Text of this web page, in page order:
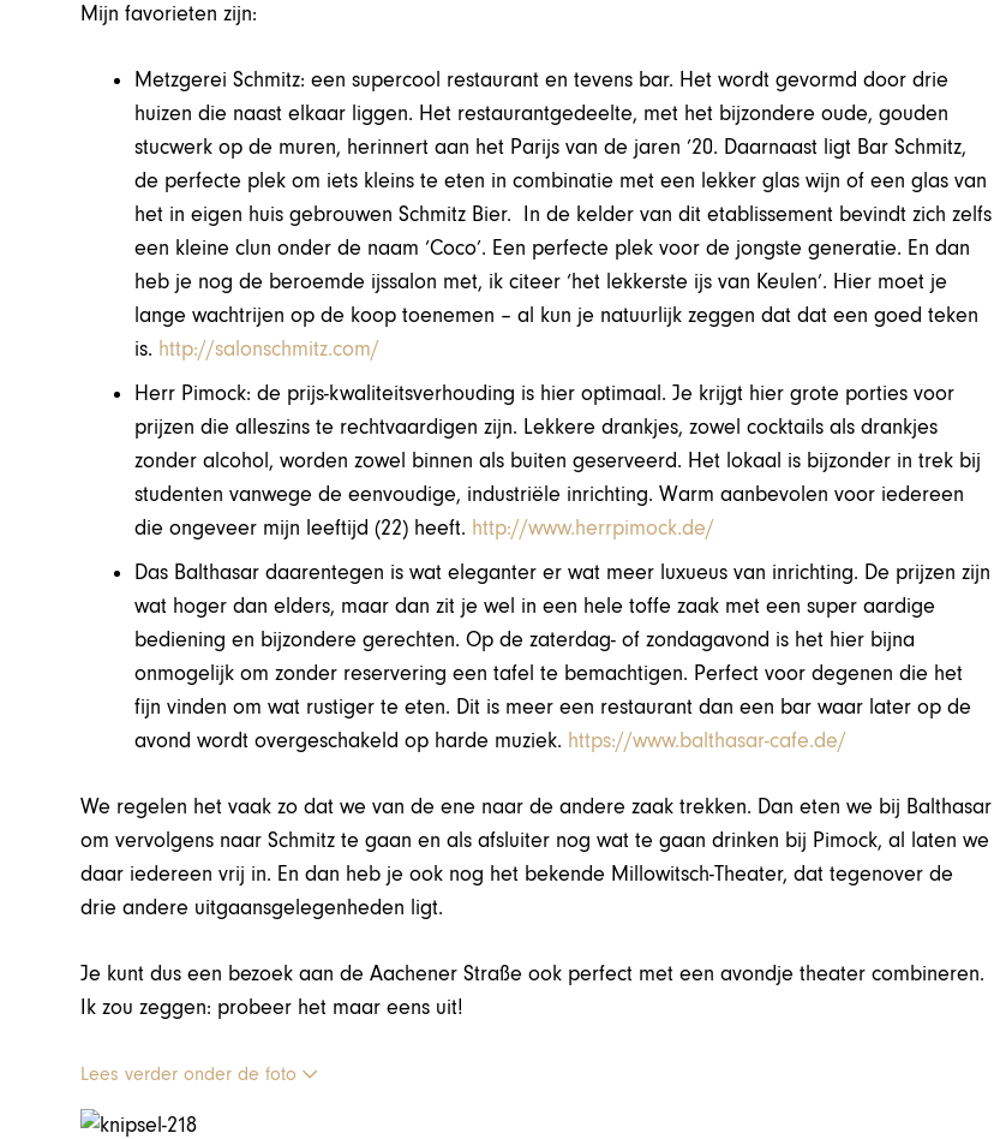
Mijn favorieten zijn:
Metzgerei Schmitz: een supercool restaurant en tevens bar. Het wordt gevormd door drie
huizen die naast elkaar liggen. Het restaurantgedeelte, met het bijzondere oude, gouden
stucwerk op de muren, herinnert aan het Parijs van de jaren ’20. Daarnaast ligt Bar Schmitz,
de perfecte plek om iets kleins te eten in combinatie met een lekker glas wijn of een glas van
het in eigen huis gebrouwen Schmitz Bier. In de kelder van dit etablissement bevindt zich zelfs
een kleine clun onder de naam ‘Coco’. Een perfecte plek voor de jongste generatie. En dan
heb je nog de beroemde ijssalon met, ik citeer ‘het lekkerste ijs van Keulen’. Hier moet je
lange wachtrijen op de koop toenemen – al kun je natuurlijk zeggen dat dat een goed teken
is. http://salonschmitz.com/
Herr Pimock: de prijs-kwaliteitsverhouding is hier optimaal. Je krijgt hier grote porties voor
prijzen die alleszins te rechtvaardigen zijn. Lekkere drankjes, zowel cocktails als drankjes
zonder alcohol, worden zowel binnen als buiten geserveerd. Het lokaal is bijzonder in trek bij
studenten vanwege de eenvoudige, industriële inrichting. Warm aanbevolen voor iedereen
die ongeveer mijn leeftijd (22) heeft. http://www.herrpimock.de/
Das Balthasar daarentegen is wat eleganter er wat meer luxueus van inrichting. De prijzen zijn
wat hoger dan elders, maar dan zit je wel in een hele toffe zaak met een super aardige
bediening en bijzondere gerechten. Op de zaterdag- of zondagavond is het hier bijna
onmogelijk om zonder reservering een tafel te bemachtigen. Perfect voor degenen die het
fijn vinden om wat rustiger te eten. Dit is meer een restaurant dan een bar waar later op de
avond wordt overgeschakeld op harde muziek. https://www.balthasar-cafe.de/
We regelen het vaak zo dat we van de ene naar de andere zaak trekken. Dan eten we bij Balthasar
om vervolgens naar Schmitz te gaan en als afsluiter nog wat te gaan drinken bij Pimock, al laten we
daar iedereen vrij in. En dan heb je ook nog het bekende Millowitsch-Theater, dat tegenover de
drie andere uitgaansgelegenheden ligt.
Je kunt dus een bezoek aan de Aachener Straße ook perfect met een avondje theater combineren.
Ik zou zeggen: probeer het maar eens uit!
Lees verder onder de foto